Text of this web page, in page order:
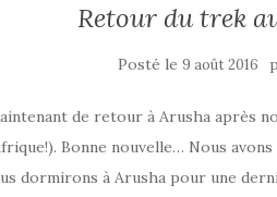
Retour du trek
Posté le9 août 2016
de retour à Arusha après
Bonne nouvelle… Nous
dormirons à Arusha pour une